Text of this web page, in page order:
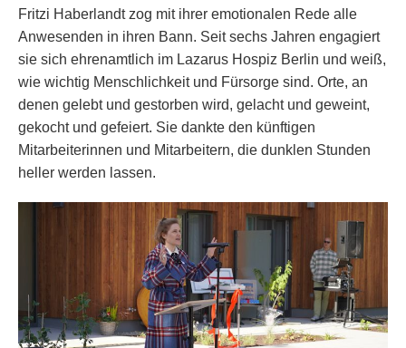
Fritzi Haberlandt zog mit ihrer emotionalen Rede alle
Anwesenden in ihren Bann. Seit sechs Jahren engagiert
sie sich ehrenamtlich im Lazarus Hospiz Berlin und weiß,
wie wichtig Menschlichkeit und Fürsorge sind. Orte, an
denen gelebt und gestorben wird, gelacht und geweint,
gekocht und gefeiert. Sie dankte den künftigen
Mitarbeiterinnen und Mitarbeitern, die dunklen Stunden
heller werden lassen.